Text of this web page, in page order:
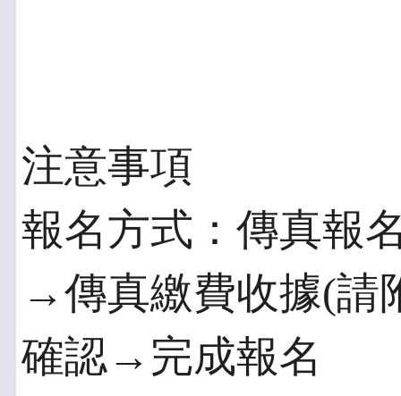
注意事項
報名方式：傳真報
→傳真繳費收據(請
確認→完成報名